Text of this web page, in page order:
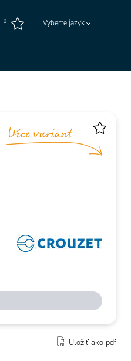
0 Vyberte jazyk
Uložiť ako pdf